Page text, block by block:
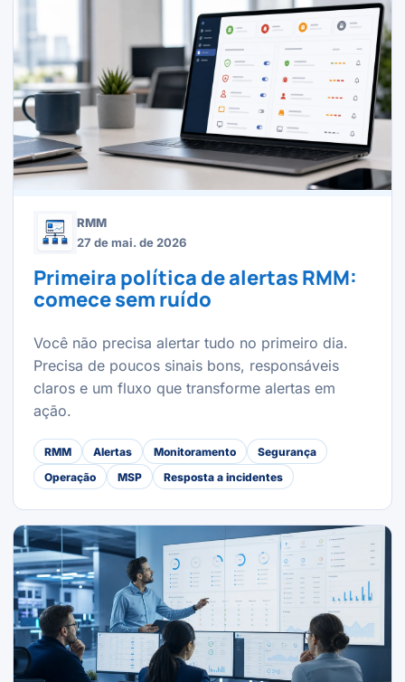
RMM
27 de mai. de 2026
Primeira política de alertas RMM:
comece sem ruído
Você não precisa alertar tudo no primeiro dia.
Precisa de poucos sinais bons, responsáveis
claros e um fluxo que transforme alertas em
ação.
RMM Alertas Monitoramento
Segurança
Operação
MSP Resposta a incidentes